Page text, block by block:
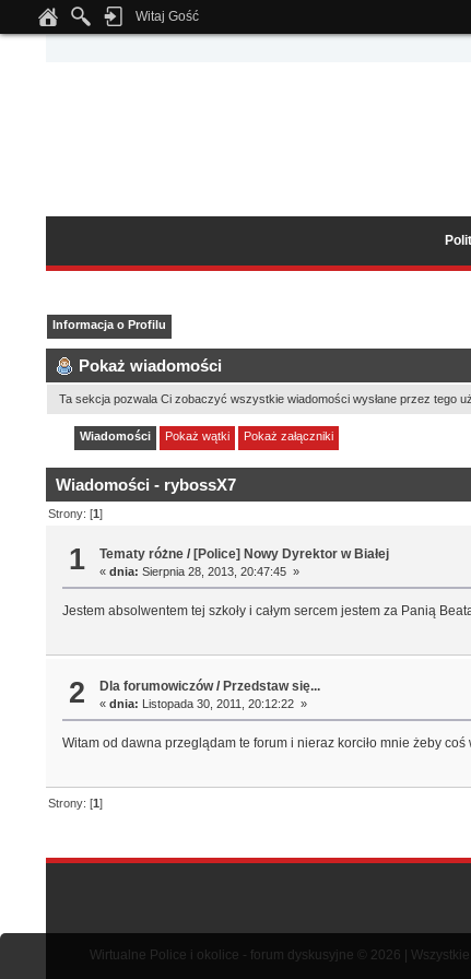
Notice: Undefined index: tapatalk_body_hook in
Witaj Gość
Informacja o Profilu
Pokaż wiadomości
Ta sekcja pozwala Ci zobaczyć wszystkie wiadomości wysłane przez tego
Wiadomości Pokaż wątki Pokaż załączniki
Wiadomości - rybossX7
Strony: [1]
1 Tematy różne /[Police] Nowy Dyrektor w Białej
«dnia: Sierpnia 28, 2013, 20:47:45 »
Jestem absolwentem tej szkoły i całym sercem jestem za Panią
2 Dla forumowiczów/ Przedstaw się...
«dnia: Listopada 30, 2011, 20:12:22 »
Witam od dawna przeglądam te forum i nieraz korciło mnie żeby
Strony: [1]
Wirtualne Police i okolice - forum dyskusyjne © 2026 |